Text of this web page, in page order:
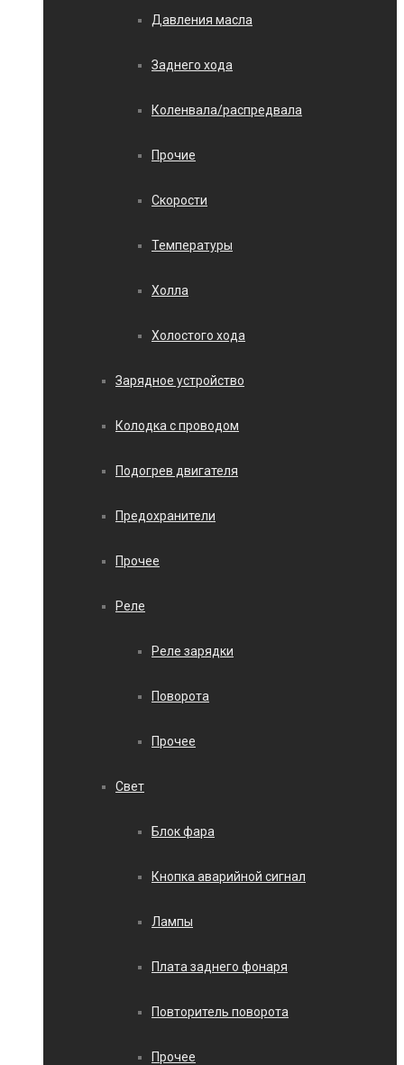
Давления масла
Заднего хода
Коленвала/распредвала
Прочие
Скорости
Температуры
Холла
Холостого хода
Зарядное устройство
Колодка с проводом
Подогрев двигателя
Предохранители
Прочее
Реле
Реле зарядки
Поворота
Прочее
Свет
Блок фара
Кнопка аварийной сигнал
Лампы
Плата заднего фонаря
Повторитель поворота
Прочее